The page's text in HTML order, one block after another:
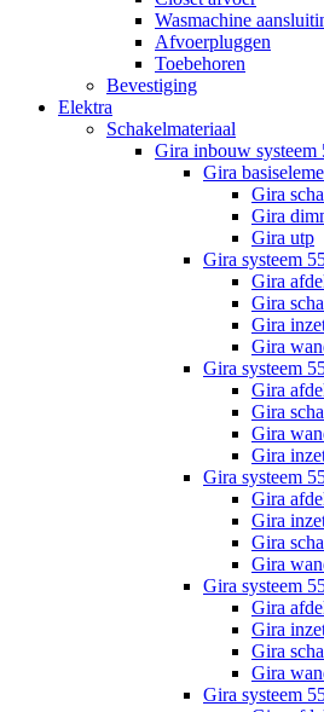
Wasmachine
Afvoerpluggen
Toebehoren
Bevestiging
Elektra
Schakelmateriaal
Gira inbouw systeem
Gira
Gira
Gira
Gira utp
Gira systeem
Gira
Gira
Gira
Gira
Gira systeem
Gira
Gira
Gira
Gira
Gira systeem
Gira
Gira
Gira
Gira
Gira systeem
Gira
Gira
Gira
Gira
Gira systeem